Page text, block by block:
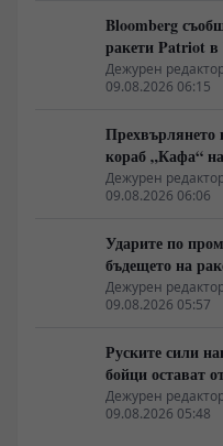
Bloomberg
ракети Patriot
войски в Русия
Дежурен
09.08.2026 06:15
Прехвърлянето
кораб „Кафа“
режим в
Дежурен
09.08.2026 06:06
Ударите по
бъдещето на
Дежурен
09.08.2026 05:57
Руските сили
бойци остават
Дежурен
09.08.2026 05:48